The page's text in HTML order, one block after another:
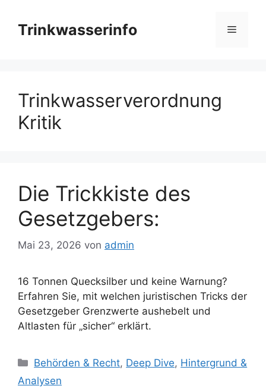
Inhalt
springen
Trinkwasserinfo Menü
Trinkwasserverordnung
Kritik
Die Trickkiste des
Gesetzgebers:
Mai 23, 2026 von admin
16 Tonnen Quecksilber und keine Warnung?
Erfahren Sie, mit welchen juristischen Tricks der
Gesetzgeber Grenzwerte aushebelt und
Altlasten für „sicher“ erklärt.
Kategorien
Behörden & Recht, Deep Dive, Hintergrund &
Analysen